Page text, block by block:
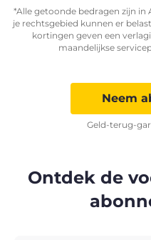
*Alle getoonde bedragen zijn in
je rechtsgebied kunnen er
kortingen geven een
maandelijkse
Neem
Geld-terug-
Ontdek de